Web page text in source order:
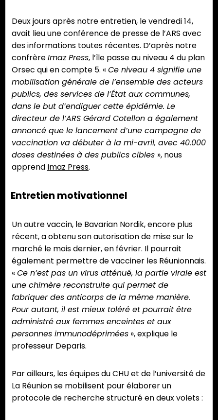
Deux jours après notre entretien, le vendredi 14,
avait lieu une conférence de presse de l’ARS avec
des informations toutes récentes. D’après notre
confrèreImaz Press, l’île passe au niveau 4 du plan
Orsec qui en compte 5. «Ce niveau 4 signifie une
mobilisation générale de l’ensemble des acteurs
publics, des services de l’État aux communes,
dans le but d’endiguer cette épidémie. Le
directeur de l’ARS Gérard Cotellon a également
annoncé que le lancement d’une campagne de
vaccination va débuter à la mi-avril, avec 40.000
doses destinées à des publics cibles », nous
apprend Imaz Press.
Entretien motivationnel
Un autre vaccin, le Bavarian Nordik, encore plus
récent, a obtenu son autorisation de mise sur le
marché le mois dernier, en février. Il pourrait
également permettre de vacciner les Réunionnais.
«Ce n’est pas un virus atténué, la partie virale est
une chimère reconstruite qui permet de
fabriquer des anticorps de la même manière.
Pour autant, il est mieux toléré et pourrait être
administré aux femmes enceintes et aux
personnes immunodéprimées », explique le
professeur Deparis.
Par ailleurs, les équipes du CHU et de l’université de
La Réunion se mobilisent pour élaborer un
protocole de recherche structuré en deux volets :